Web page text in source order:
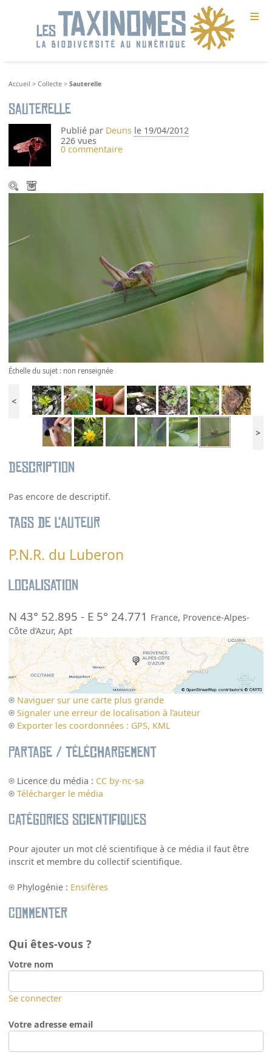
≡
Accueil >Collecte >Sauterelle
Sauterelle
Publié par Deuns le 19/04/2012
226 vues
0 commentaire
Échelle du sujet : non renseignée
<
>
Description
Pas encore de descriptif.
Tags de l’auteur
P.N.R. du Luberon
Localisation
N 43° 52.895 - E 5° 24.771 France, Provence-Alpes-
Côte d’Azur,Apt
Naviguer sur une carte plus grande
Signaler une erreur de localisation à l’auteur
Exporter les coordonnées : GPS, KML
Partage / Téléchargement
Licence du média : CC by-nc-sa
Télécharger le média
Catégories scientifiques
Pour ajouter un mot clé scientifique à ce média il faut être
inscrit et membre du collectif scientifique.
Phylogénie : Ensifères
Commenter
Qui êtes-vous ?
Votre nom
Se connecter
Votre adresse email